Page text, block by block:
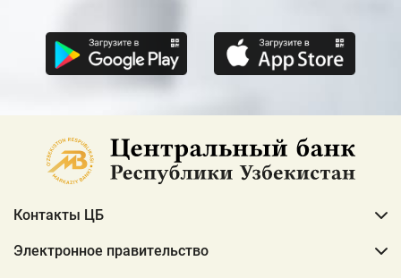
Контакты ЦБ
Электронное правительство